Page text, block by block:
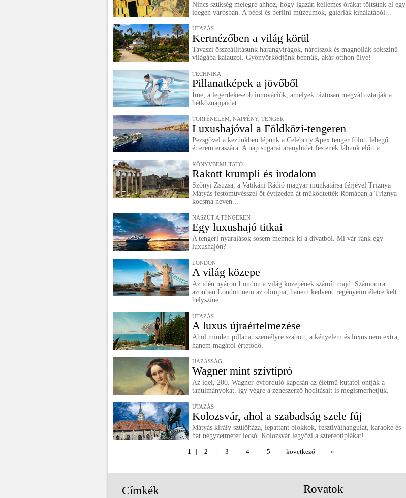
Nincs szükség melegre ahhoz, hogy igazán kellemes órákat töltsünk el egy
idegen városban. A bécsi és berlini múzeumok, galériák kínálatából...
UTAZÁS
Kertnézőben a világ körül
Tavaszi összeállításunk harangvirágok, nárciszok és magnóliák sokszínű
világába kalauzol. Gyönyörködjünk bennük, akár otthon ülve!
TECHNIKA
Pillanatképek a jövőből
Íme, a legérdekesebb innovációk, amelyek biztosan megváltoztatják a
hétköznapjaidat.
TÖRTÉNELEM, NAPFÉNY, TENGER
Luxushajóval a Földközi-tengeren
Pezsgővel a kezünkben lépünk a Celebrity Apex tenger fölött lebegő
étteremteraszára. A nap sugarai aranyhidat festenek lábunk előtt a...
KÖNYVBEMUTATÓ
Rakott krumpli és irodalom
Szőnyi Zsuzsa, a Vatikáni Rádió magyar munkatársa férjével Triznya
Mátyás festőművésszel öt évtizeden át működtették Rómában a Triznya-
kocsma néven...
NÁSZÚT A TENGEREN
Egy luxushajó titkai
A tengeri nyaralások sosem mennek ki a divatból. Mi vár ránk egy
luxushajón?
LONDON
A világ közepe
Az idén nyáron London a világ közepének számít majd. Számomra
azonban London nem az olimpia, hanem kedvenc regényeim életre kelt
helyszíne.
UTAZÁS
A luxus újraértelmezése
Ahol minden pillanat személyre szabott, a kényelem és luxus nem extra,
hanem magától értetődő.
HÁZASSÁG
Wagner mint szívtipró
Az idei, 200. Wagner-évforduló kapcsán az életmű kutatói ontják a
tanulmányokat, így végre a zeneszerző hódításait is megismerhetjük.
UTAZÁS
Kolozsvár, ahol a szabadság szele fúj
Mátyás király szülőháza, lepattant blokkok, fesztiválhangulat, karaoke és
hat négyzetméter lecsó. Kolozsvár legyőzi a sztereotípiákat!
1 | 2 | 3 | 4 | 5 következő »
Címkék Rovatok